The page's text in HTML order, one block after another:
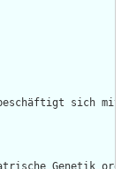
sich mit